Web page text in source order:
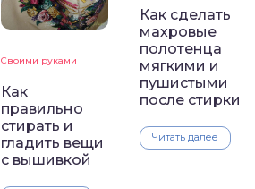
Своими руками
Как
правильно
стирать и
гладить вещи
с вышивкой
Как сделать
махровые
полотенца
мягкими и
пушистыми
после стирки
Читать далее